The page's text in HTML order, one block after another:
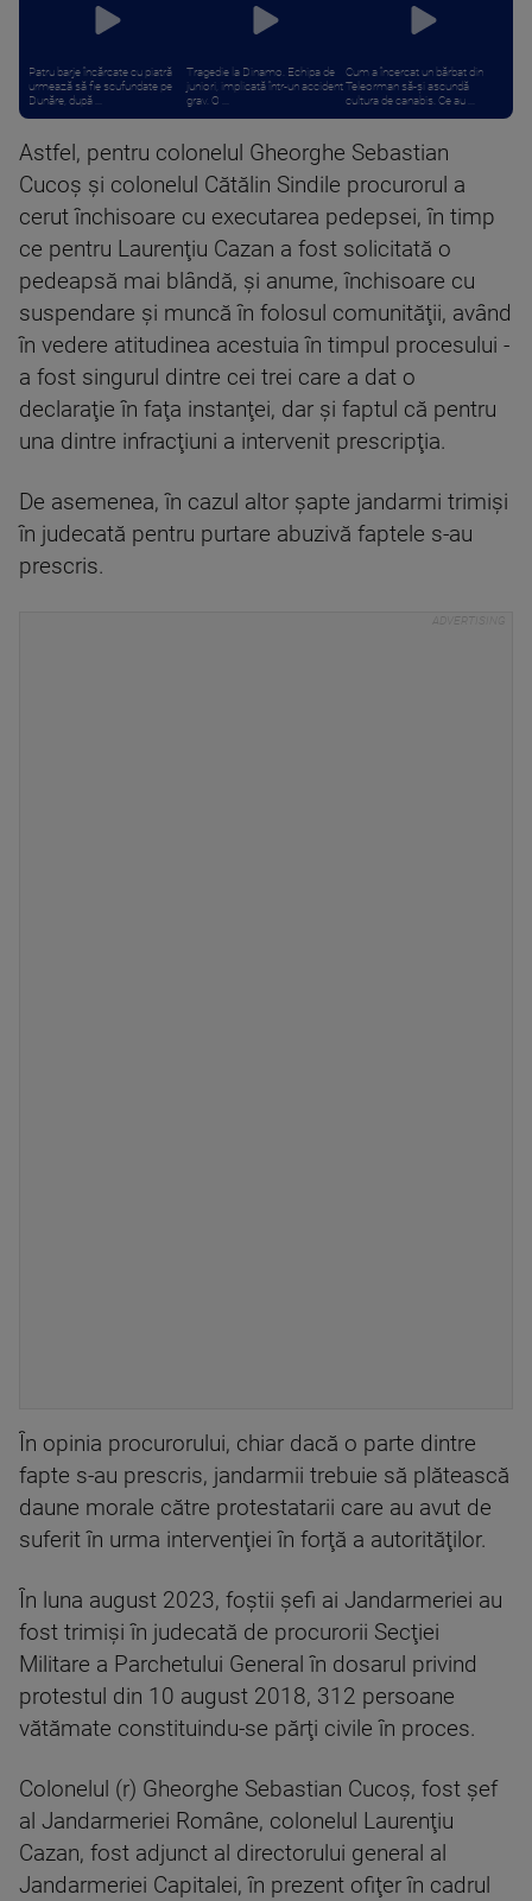
Patru barje încărcate cu piatră
urmează să fie scufundate pe
Dunăre, după ...
Tragedie la Dinamo. Echipa de
juniori, implicată într-un accident
grav. O ...
Cum a încercat un bărbat din
Teleorman să-și ascundă
cultura de canabis. Ce au ...
Astfel, pentru colonelul Gheorghe Sebastian
Cucoş şi colonelul Cătălin Sindile procurorul a
cerut închisoare cu executarea pedepsei, în timp
ce pentru Laurenţiu Cazan a fost solicitată o
pedeapsă mai blândă, şi anume, închisoare cu
suspendare şi muncă în folosul comunităţii, având
în vedere atitudinea acestuia în timpul procesului -
a fost singurul dintre cei trei care a dat o
declaraţie în faţa instanţei, dar şi faptul că pentru
una dintre infracţiuni a intervenit prescripţia.
De asemenea, în cazul altor şapte jandarmi trimişi
în judecată pentru purtare abuzivă faptele s-au
prescris.
În opinia procurorului, chiar dacă o parte dintre
fapte s-au prescris, jandarmii trebuie să plătească
daune morale către protestatarii care au avut de
suferit în urma intervenţiei în forţă a autorităţilor.
În luna august 2023, foştii şefi ai Jandarmeriei au
fost trimişi în judecată de procurorii Secţiei
Militare a Parchetului General în dosarul privind
protestul din 10 august 2018, 312 persoane
vătămate constituindu-se părţi civile în proces.
Colonelul (r) Gheorghe Sebastian Cucoş, fost şef
al Jandarmeriei Române, colonelul Laurenţiu
Cazan, fost adjunct al directorului general al
Jandarmeriei Capitalei, în prezent ofiţer în cadrul